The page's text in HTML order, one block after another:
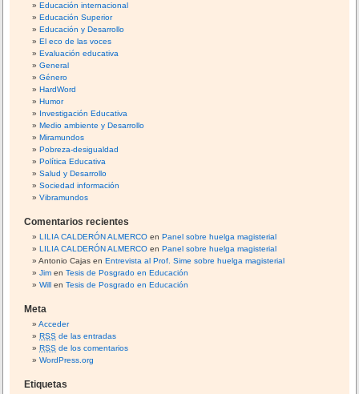
Educación internacional
Educación Superior
Educación y Desarrollo
El eco de las voces
Evaluación educativa
General
Género
HardWord
Humor
Investigación Educativa
Medio ambiente y Desarrollo
Miramundos
Pobreza-desigualdad
Política Educativa
Salud y Desarrollo
Sociedad información
Vibramundos
Comentarios recientes
LILIA CALDERÓN ALMERCO en Panel sobre huelga magisterial
LILIA CALDERÓN ALMERCO en Panel sobre huelga magisterial
Antonio Cajas en Entrevista al Prof. Sime sobre huelga magisterial
Jim enTesis de Posgrado en Educación
Will
enTesis de Posgrado en Educación
Meta
Acceder
RSS de las entradas
RSS de los comentarios
WordPress.org
Etiquetas